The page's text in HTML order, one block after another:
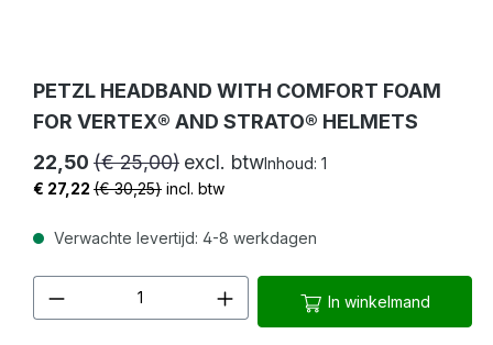
PETZL HEADBAND WITH COMFORT FOAM
FOR VERTEX® AND STRATO® HELMETS
22,50 (€ 25,00) excl. btwInhoud: 1
€ 27,22 (€ 30,25) incl. btw
Verwachte levertijd: 4-8 werkdagen
Producthoeveelheid: Voer de
In winkelmand